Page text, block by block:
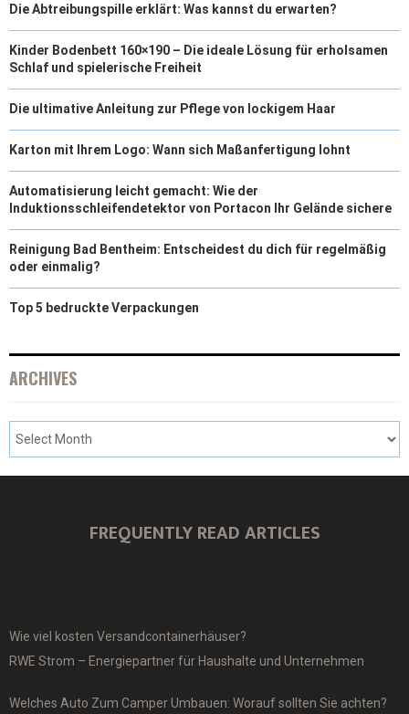
Die Abtreibungspille erklärt: Was kannst du erwarten?
Kinder Bodenbett 160×190 – Die ideale Lösung für erholsamen
Schlaf und spielerische Freiheit
Die ultimative Anleitung zur Pflege von lockigem Haar
Karton mit Ihrem Logo: Wann sich Maßanfertigung lohnt
Automatisierung leicht gemacht: Wie der
Induktionsschleifendetektor von Portacon Ihr Gelände sichere
Reinigung Bad Bentheim: Entscheidest du dich für regelmäßig
oder einmalig?
Top 5 bedruckte Verpackungen
ARCHIVES
FREQUENTLY READ ARTICLES
Wie viel kosten Versandcontainerhäuser?
RWE Strom – Energiepartner für Haushalte und Unternehmen
Welches Auto Zum Camper Umbauen: Worauf sollten Sie achten?